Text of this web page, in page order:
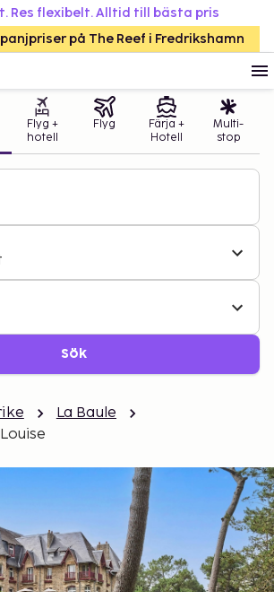
Res flexibelt. Alltid till bästa pris
på The Reef i Fredrikshamn
Flyg +
hotell
Flyg
Färja +
Hotell
Multi-
stop
Sök
La Baule